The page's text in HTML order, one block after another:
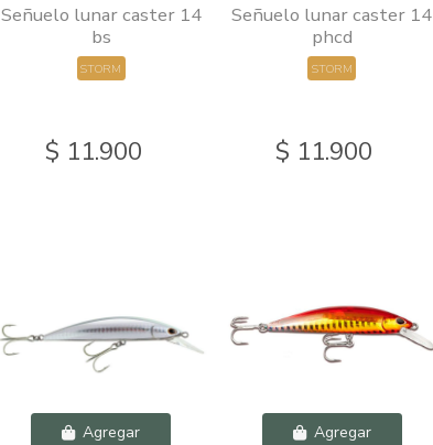
Señuelo lunar caster 14
bs
STORM
$ 11.900
Señuelo lunar caster 14
phcd
STORM
$ 11.900
Agregar Agregar